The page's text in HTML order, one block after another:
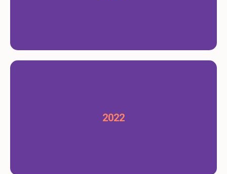
2022